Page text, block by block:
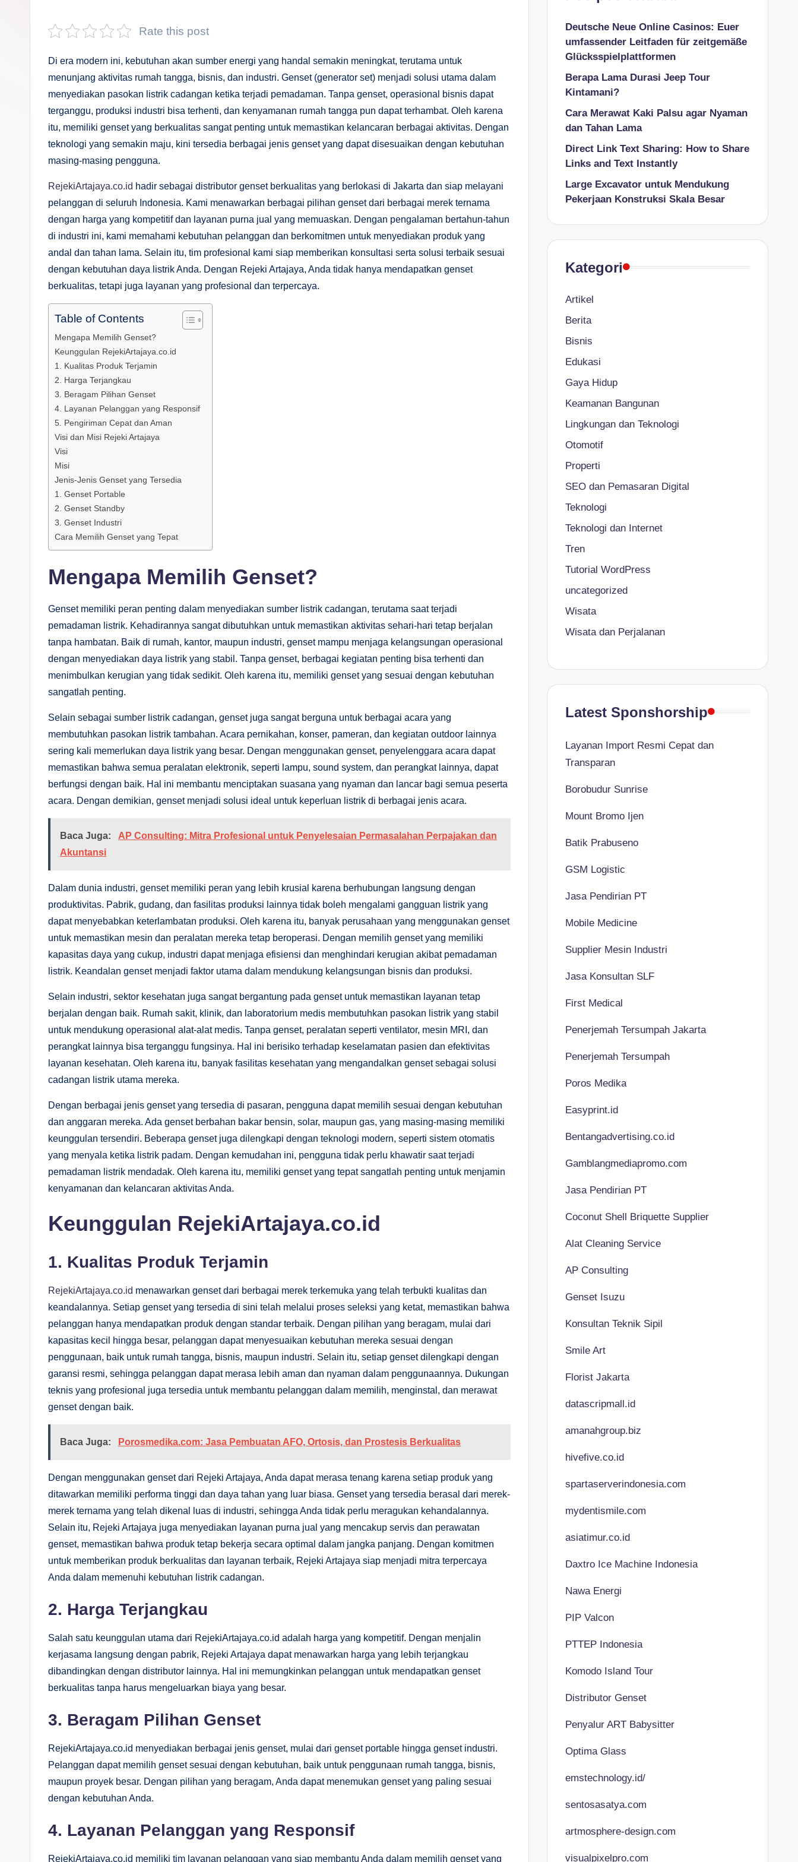
Rate this post
Di era modern ini, kebutuhan akan sumber energi yang handal semakin meningkat, terutama untuk
menunjang aktivitas rumah tangga, bisnis, dan industri. Genset (generator set) menjadi solusi utama dalam
menyediakan pasokan listrik cadangan ketika terjadi pemadaman. Tanpa genset, operasional bisnis dapat
terganggu, produksi industri bisa terhenti, dan kenyamanan rumah tangga pun dapat terhambat. Oleh karena
itu, memiliki genset yang berkualitas sangat penting untuk memastikan kelancaran berbagai aktivitas. Dengan
teknologi yang semakin maju, kini tersedia berbagai jenis genset yang dapat disesuaikan dengan kebutuhan
masing-masing pengguna.
RejekiArtajaya.co.id hadir sebagai distributor genset berkualitas yang berlokasi di Jakarta dan siap melayani
pelanggan di seluruh Indonesia. Kami menawarkan berbagai pilihan genset dari berbagai merek ternama
dengan harga yang kompetitif dan layanan purna jual yang memuaskan. Dengan pengalaman bertahun-tahun
di industri ini, kami memahami kebutuhan pelanggan dan berkomitmen untuk menyediakan produk yang
andal dan tahan lama. Selain itu, tim profesional kami siap memberikan konsultasi serta solusi terbaik sesuai
dengan kebutuhan daya listrik Anda. Dengan Rejeki Artajaya, Anda tidak hanya mendapatkan genset
berkualitas, tetapi juga layanan yang profesional dan terpercaya.
Table of Contents
Mengapa Memilih Genset?
Keunggulan RejekiArtajaya.co.id
1. Kualitas Produk Terjamin
2. Harga Terjangkau
3. Beragam Pilihan Genset
4. Layanan Pelanggan yang Responsif
5. Pengiriman Cepat dan Aman
Visi dan Misi Rejeki Artajaya
Visi
Misi
Jenis-Jenis Genset yang Tersedia
1. Genset Portable
2. Genset Standby
3. Genset Industri
Cara Memilih Genset yang Tepat
Mengapa Memilih Genset?
Genset memiliki peran penting dalam menyediakan sumber listrik cadangan, terutama saat terjadi
pemadaman listrik. Kehadirannya sangat dibutuhkan untuk memastikan aktivitas sehari-hari tetap berjalan
tanpa hambatan. Baik di rumah, kantor, maupun industri, genset mampu menjaga kelangsungan operasional
dengan menyediakan daya listrik yang stabil. Tanpa genset, berbagai kegiatan penting bisa terhenti dan
menimbulkan kerugian yang tidak sedikit. Oleh karena itu, memiliki genset yang sesuai dengan kebutuhan
sangatlah penting.
Selain sebagai sumber listrik cadangan, genset juga sangat berguna untuk berbagai acara yang
membutuhkan pasokan listrik tambahan. Acara pernikahan, konser, pameran, dan kegiatan outdoor lainnya
sering kali memerlukan daya listrik yang besar. Dengan menggunakan genset, penyelenggara acara dapat
memastikan bahwa semua peralatan elektronik, seperti lampu, sound system, dan perangkat lainnya, dapat
berfungsi dengan baik. Hal ini membantu menciptakan suasana yang nyaman dan lancar bagi semua peserta
acara. Dengan demikian, genset menjadi solusi ideal untuk keperluan listrik di berbagai jenis acara.
Baca Juga:
AP Consulting: Mitra Profesional untuk Penyelesaian Permasalahan Perpajakan dan
Akuntansi
Dalam dunia industri, genset memiliki peran yang lebih krusial karena berhubungan langsung dengan
produktivitas. Pabrik, gudang, dan fasilitas produksi lainnya tidak boleh mengalami gangguan listrik yang
dapat menyebabkan keterlambatan produksi. Oleh karena itu, banyak perusahaan yang menggunakan genset
untuk memastikan mesin dan peralatan mereka tetap beroperasi. Dengan memilih genset yang memiliki
kapasitas daya yang cukup, industri dapat menjaga efisiensi dan menghindari kerugian akibat pemadaman
listrik. Keandalan genset menjadi faktor utama dalam mendukung kelangsungan bisnis dan produksi.
Selain industri, sektor kesehatan juga sangat bergantung pada genset untuk memastikan layanan tetap
berjalan dengan baik. Rumah sakit, klinik, dan laboratorium medis membutuhkan pasokan listrik yang stabil
untuk mendukung operasional alat-alat medis. Tanpa genset, peralatan seperti ventilator, mesin MRI, dan
perangkat lainnya bisa terganggu fungsinya. Hal ini berisiko terhadap keselamatan pasien dan efektivitas
layanan kesehatan. Oleh karena itu, banyak fasilitas kesehatan yang mengandalkan genset sebagai solusi
cadangan listrik utama mereka.
Dengan berbagai jenis genset yang tersedia di pasaran, pengguna dapat memilih sesuai dengan kebutuhan
dan anggaran mereka. Ada genset berbahan bakar bensin, solar, maupun gas, yang masing-masing memiliki
keunggulan tersendiri. Beberapa genset juga dilengkapi dengan teknologi modern, seperti sistem otomatis
yang menyala ketika listrik padam. Dengan kemudahan ini, pengguna tidak perlu khawatir saat terjadi
pemadaman listrik mendadak. Oleh karena itu, memiliki genset yang tepat sangatlah penting untuk menjamin
kenyamanan dan kelancaran aktivitas Anda.
Keunggulan RejekiArtajaya.co.id
1. Kualitas Produk Terjamin
RejekiArtajaya.co.id menawarkan genset dari berbagai merek terkemuka yang telah terbukti kualitas dan
keandalannya. Setiap genset yang tersedia di sini telah melalui proses seleksi yang ketat, memastikan bahwa
pelanggan hanya mendapatkan produk dengan standar terbaik. Dengan pilihan yang beragam, mulai dari
kapasitas kecil hingga besar, pelanggan dapat menyesuaikan kebutuhan mereka sesuai dengan
penggunaan, baik untuk rumah tangga, bisnis, maupun industri. Selain itu, setiap genset dilengkapi dengan
garansi resmi, sehingga pelanggan dapat merasa lebih aman dan nyaman dalam penggunaannya. Dukungan
teknis yang profesional juga tersedia untuk membantu pelanggan dalam memilih, menginstal, dan merawat
genset dengan baik.
Baca Juga: Porosmedika.com: Jasa Pembuatan AFO, Ortosis, dan Prostesis Berkualitas
Dengan menggunakan genset dari Rejeki Artajaya, Anda dapat merasa tenang karena setiap produk yang
ditawarkan memiliki performa tinggi dan daya tahan yang luar biasa. Genset yang tersedia berasal dari merek-
merek ternama yang telah dikenal luas di industri, sehingga Anda tidak perlu meragukan kehandalannya.
Selain itu, Rejeki Artajaya juga menyediakan layanan purna jual yang mencakup servis dan perawatan
genset, memastikan bahwa produk tetap bekerja secara optimal dalam jangka panjang. Dengan komitmen
untuk memberikan produk berkualitas dan layanan terbaik, Rejeki Artajaya siap menjadi mitra terpercaya
Anda dalam memenuhi kebutuhan listrik cadangan.
2. Harga Terjangkau
Salah satu keunggulan utama dari RejekiArtajaya.co.id adalah harga yang kompetitif. Dengan menjalin
kerjasama langsung dengan pabrik, Rejeki Artajaya dapat menawarkan harga yang lebih terjangkau
dibandingkan dengan distributor lainnya. Hal ini memungkinkan pelanggan untuk mendapatkan genset
berkualitas tanpa harus mengeluarkan biaya yang besar.
3. Beragam Pilihan Genset
RejekiArtajaya.co.id menyediakan berbagai jenis genset, mulai dari genset portable hingga genset industri.
Pelanggan dapat memilih genset sesuai dengan kebutuhan, baik untuk penggunaan rumah tangga, bisnis,
maupun proyek besar. Dengan pilihan yang beragam, Anda dapat menemukan genset yang paling sesuai
dengan kebutuhan Anda.
4. Layanan Pelanggan yang Responsif
RejekiArtajaya.co.id memiliki tim layanan pelanggan yang siap membantu Anda dalam memilih genset yang
Deutsche Neue Online Casinos: Euer
umfassender Leitfaden für zeitgemäße
Glücksspielplattformen
Berapa Lama Durasi Jeep Tour
Kintamani?
Cara Merawat Kaki Palsu agar Nyaman
dan Tahan Lama
Direct Link Text Sharing: How to Share
Links and Text Instantly
Large Excavator untuk Mendukung
Pekerjaan Konstruksi Skala Besar
Kategori
Artikel
Berita
Bisnis
Edukasi
Gaya Hidup
Keamanan Bangunan
Lingkungan dan Teknologi
Otomotif
Properti
SEO dan Pemasaran Digital
Teknologi
Teknologi dan Internet
Tren
Tutorial WordPress
uncategorized
Wisata
Wisata dan Perjalanan
Latest Sponshorship
Layanan Import Resmi Cepat dan
Transparan
Borobudur Sunrise
Mount Bromo Ijen
Batik Prabuseno
GSM Logistic
Jasa Pendirian PT
Mobile Medicine
Supplier Mesin Industri
Jasa Konsultan SLF
First Medical
Penerjemah Tersumpah Jakarta
Penerjemah Tersumpah
Poros Medika
Easyprint.id
Bentangadvertising.co.id
Gamblangmediapromo.com
Jasa Pendirian PT
Coconut Shell Briquette Supplier
Alat Cleaning Service
AP Consulting
Genset Isuzu
Konsultan Teknik Sipil
Smile Art
Florist Jakarta
datascripmall.id
amanahgroup.biz
hivefive.co.id
spartaserverindonesia.com
mydentismile.com
asiatimur.co.id
Daxtro Ice Machine Indonesia
Nawa Energi
PIP Valcon
PTTEP Indonesia
Komodo Island Tour
Distributor Genset
Penyalur ART Babysitter
Optima Glass
emstechnology.id/
sentosasatya.com
artmosphere-design.com
visualpixelpro.com